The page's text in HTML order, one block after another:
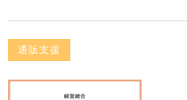
通販支援